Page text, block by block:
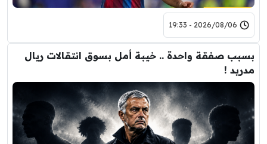
2026/08/06 - 19:33
بسبب صفقة واحدة .. خيبة أمل بسوق انتقالات ريال
مدريد !